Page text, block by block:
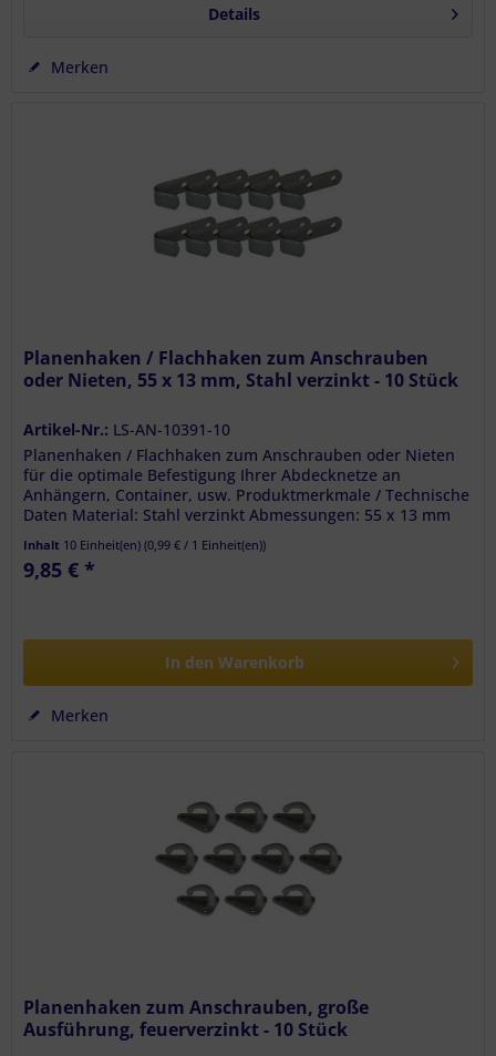
Details
Merken
Planenhaken / Flachhaken zum Anschrauben
oder Nieten, 55 x 13 mm, Stahl verzinkt - 10 Stück
Artikel-Nr.: LS-AN-10391-10
Planenhaken / Flachhaken zum Anschrauben oder Nieten
für die optimale Befestigung Ihrer Abdecknetze an
Anhängern, Container, usw. Produktmerkmale / Technische
Daten Material: Stahl verzinkt Abmessungen: 55 x 13 mm
Inhalt 10 Einheit(en)(0,99 € / 1 Einheit(en))
9,85 € *
In den Warenkorb
Merken
Planenhaken zum Anschrauben, große
Ausführung, feuerverzinkt - 10 Stück